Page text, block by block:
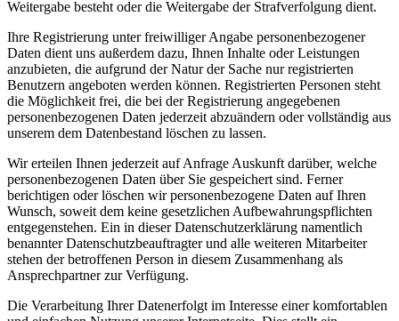
Weitergabe besteht oder die Weitergabe der Strafverfolgung dient.
Ihre Registrierung unter freiwilliger Angabe personenbezogener
Daten dient uns außerdem dazu, Ihnen Inhalte oder Leistungen
anzubieten, die aufgrund der Natur der Sache nur registrierten
Benutzern angeboten werden können. Registrierten Personen steht
die Möglichkeit frei, die bei der Registrierung angegebenen
personenbezogenen Daten jederzeit abzuändern oder vollständig aus
unserem dem Datenbestand löschen zu lassen.
Wir erteilen Ihnen jederzeit auf Anfrage Auskunft darüber, welche
personenbezogenen Daten über Sie gespeichert sind. Ferner
berichtigen oder löschen wir personenbezogene Daten auf Ihren
Wunsch, soweit dem keine gesetzlichen Aufbewahrungspflichten
entgegenstehen. Ein in dieser Datenschutzerklärung namentlich
benannter Datenschutzbeauftragter und alle weiteren Mitarbeiter
stehen der betroffenen Person in diesem Zusammenhang als
Ansprechpartner zur Verfügung.
Die Verarbeitung Ihrer Datenerfolgt im Interesse einer komfortablen